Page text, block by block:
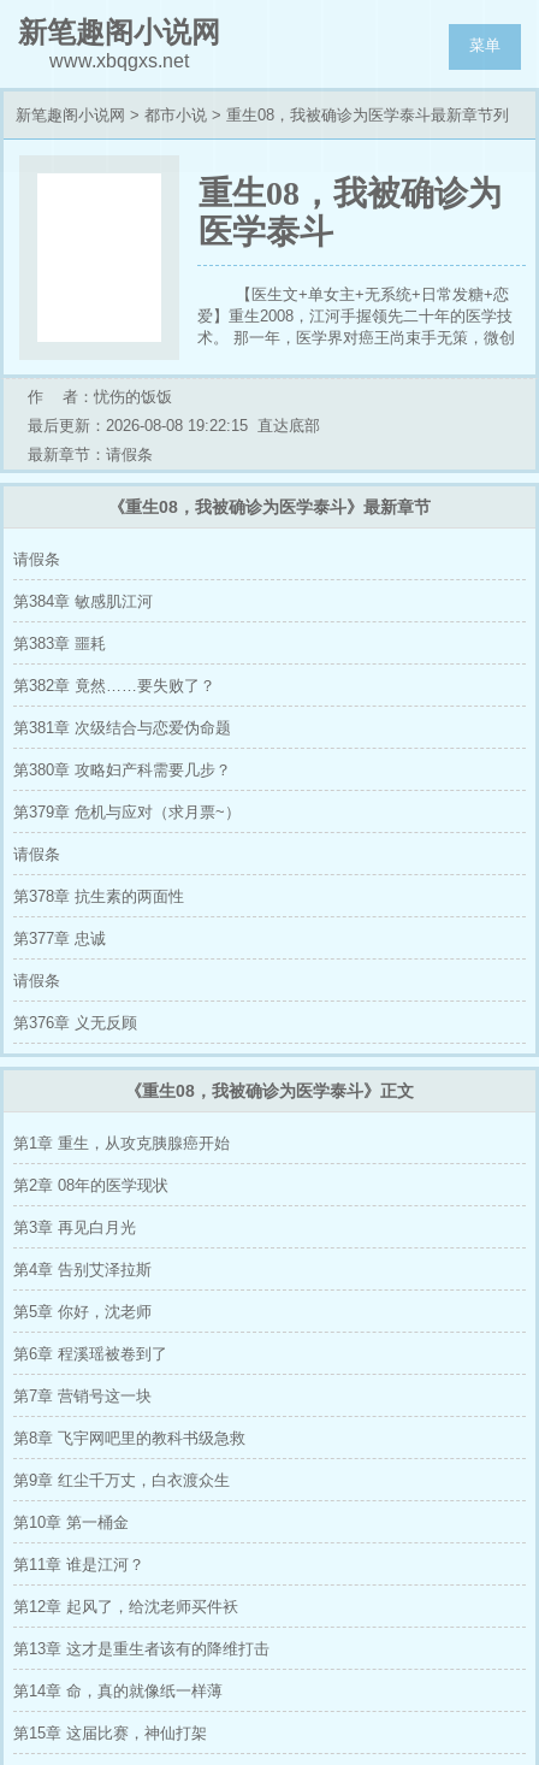
新笔趣阁小说网
www.xbqgxs.net
菜单
新笔趣阁小说网 > 都市小说 > 重生08，我被确诊为医学泰斗最新章节列
重生08，我被确诊为
医学泰斗
【医生文+单女主+无系统+日常发糖+恋
爱】重生2008，江河手握领先二十年的医学技
术。 那一年，医学界对癌王尚束手无策，微创
片荒漠……从改良Whipple手术震惊学界，到提
宣战。这一世，不留遗憾！
作 者：忧伤的饭饭
最后更新：2026-08-08 19:22:15 直达底部
最新章节：请假条
《重生08，我被确诊为医学泰斗》最新章节
请假条
第384章 敏感肌江河
第383章 噩耗
第382章 竟然……要失败了？
第381章 次级结合与恋爱伪命题
第380章 攻略妇产科需要几步？
第379章 危机与应对（求月票~）
请假条
第378章 抗生素的两面性
第377章 忠诚
请假条
第376章 义无反顾
《重生08，我被确诊为医学泰斗》正文
第1章 重生，从攻克胰腺癌开始
第2章 08年的医学现状
第3章 再见白月光
第4章 告别艾泽拉斯
第5章 你好，沈老师
第6章 程溪瑶被卷到了
第7章 营销号这一块
第8章 飞宇网吧里的教科书级急救
第9章 红尘千万丈，白衣渡众生
第10章 第一桶金
第11章 谁是江河？
第12章 起风了，给沈老师买件袄
第13章 这才是重生者该有的降维打击
第14章 命，真的就像纸一样薄
第15章 这届比赛，神仙打架